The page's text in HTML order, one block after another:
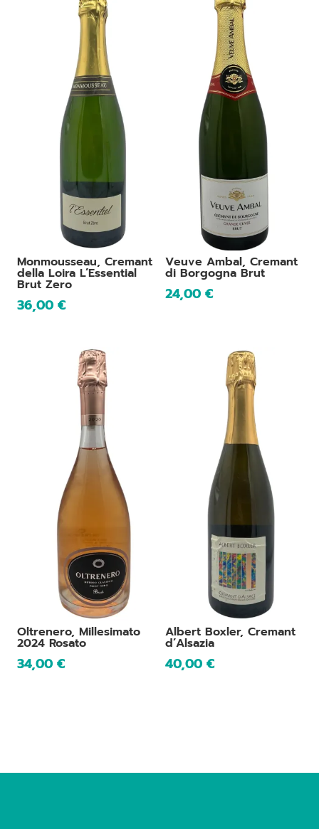
Monmousseau, Cremant
della Loira L’Essential
Brut Zero
36,00 €
Veuve Ambal, Cremant
di Borgogna Brut
24,00 €
Oltrenero, Millesimato
2024 Rosato
34,00 €
Albert Boxler, Cremant
d’Alsazia
40,00 €